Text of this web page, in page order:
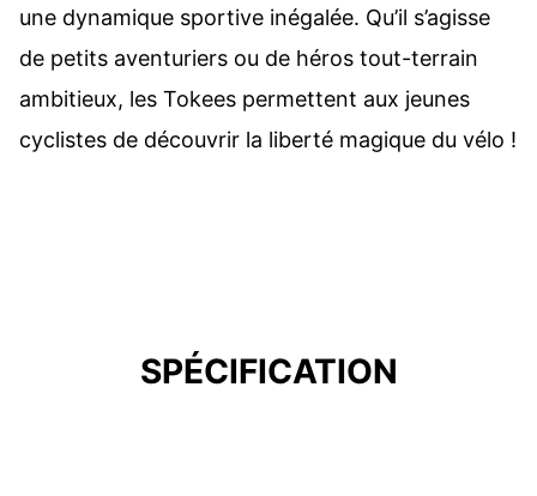
une dynamique sportive inégalée. Qu’il s’agisse
de petits aventuriers ou de héros tout-terrain
ambitieux, les Tokees permettent aux jeunes
cyclistes de découvrir la liberté magique du vélo !
SPÉCIFICATION